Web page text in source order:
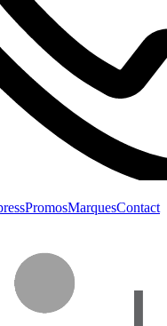
PromosMarquesContact